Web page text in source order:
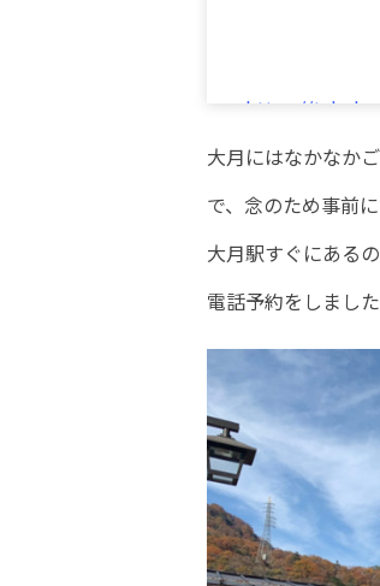
https://
大月にはなかなか
で、念のため事前
大月駅すぐにある
電話予約をしました